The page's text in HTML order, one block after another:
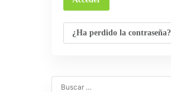
¿Ha perdido la contraseña?